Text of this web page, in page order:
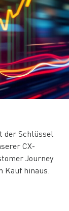
der Schlüssel
CX-
Journey
Kauf hinaus.